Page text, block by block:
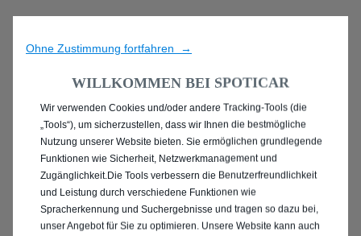
ENTDECKEN SIE ALLE
PEUGEOT 2008 IN
KARLSRUHE
Ohne Zustimmung fortfahren →
WILLKOMMEN BEI SPOTICAR
Wir verwenden Cookies und/oder andere Tracking-Tools (die
„Tools“), um sicherzustellen, dass wir Ihnen die bestmögliche
Nutzung unserer Website bieten. Sie ermöglichen grundlegende
Funktionen wie Sicherheit, Netzwerkmanagement und
Zugänglichkeit.Die Tools verbessern die Benutzerfreundlichkeit
und Leistung durch verschiedene Funktionen wie
Spracherkennung und Suchergebnisse und tragen so dazu bei,
unser Angebot für Sie zu optimieren. Unsere Website kann auch